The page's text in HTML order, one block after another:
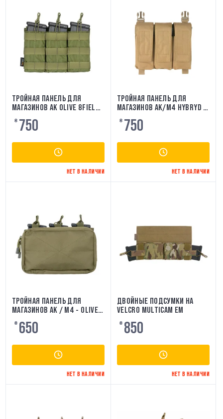
ТРОЙНАЯ ПАНЕЛЬ ДЛЯ
МАГАЗИНОВ AK OLIVE 8FIELDS
PREMIUM
₴ 750
НЕТ В НАЛИЧИИ
ТРОЙНАЯ ПАНЕЛЬ ДЛЯ
МАГАЗИНОВ AK/M4 HYBRYD -
COYOTE 8FIELDS
₴ 750
НЕТ В НАЛИЧИИ
ТРОЙНАЯ ПАНЕЛЬ ДЛЯ
МАГАЗИНОВ AK / M4 - OLIVE
8FIELDS
₴ 650
НЕТ В НАЛИЧИИ
ДВОЙНЫЕ ПОДСУМКИ НА
VELCRO MULTICAM EM
₴ 850
НЕТ В НАЛИЧИИ